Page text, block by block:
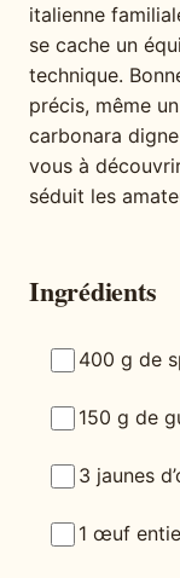
italienne
se cache un
technique.
précis, même
carbonara
vous à
séduit les
Ingrédients
400 g de
150 g de
3 jaunes
1 œuf